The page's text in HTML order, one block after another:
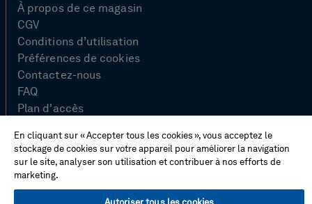
À propos de ce magasin
CGV
Conditions d’utilisation
Préférences de cookies
Contactez-nous
FAQ
Plan d'accès
Impressum
En cliquant sur « Accepter tous les cookies », vous acceptez le
stockage de cookies sur votre appareil pour améliorer la navigation
sur le site, analyser son utilisation et contribuer à nos efforts de
marketing.